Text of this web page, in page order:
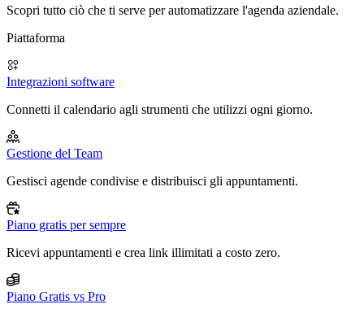
Scopri tutto ciò che ti serve per automatizzare l'agenda aziendale.
Piattaforma
Integrazioni software
Connetti il calendario agli strumenti che utilizzi ogni giorno.
Gestione del Team
Gestisci agende condivise e distribuisci gli appuntamenti.
Piano gratis per sempre
Ricevi appuntamenti e crea link illimitati a costo zero.
Piano Gratis vs Pro